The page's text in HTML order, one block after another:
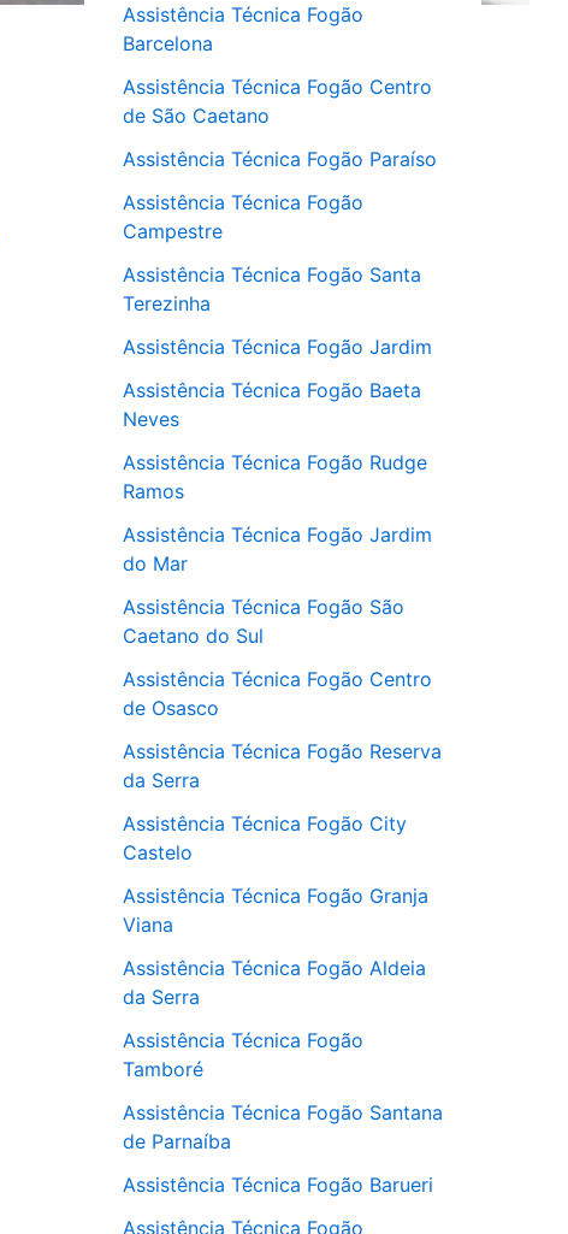
Assistência Técnica Fogão
Barcelona
Assistência Técnica Fogão Centro
de São Caetano
Assistência Técnica Fogão Paraíso
Assistência Técnica Fogão
Campestre
Assistência Técnica Fogão Santa
Terezinha
Assistência Técnica Fogão Jardim
Assistência Técnica Fogão Baeta
Neves
Assistência Técnica Fogão Rudge
Ramos
Assistência Técnica Fogão Jardim
do Mar
Assistência Técnica Fogão São
Caetano do Sul
Assistência Técnica Fogão Centro
de Osasco
Assistência Técnica Fogão Reserva
da Serra
Assistência Técnica Fogão City
Castelo
Assistência Técnica Fogão Granja
Viana
Assistência Técnica Fogão Aldeia
da Serra
Assistência Técnica Fogão
Tamboré
Assistência Técnica Fogão Santana
de Parnaíba
Assistência Técnica Fogão Barueri
Assistência Técnica Fogão